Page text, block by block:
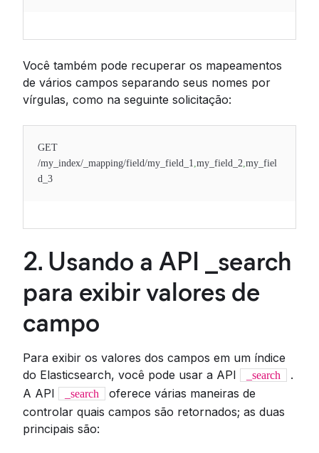
Você também pode recuperar os mapeamentos
de vários campos separando seus nomes por
vírgulas, como na seguinte solicitação:
GET
/my_index/_mapping/field/my_field_1,my_field_2,my_fiel
d_3
2. Usando a API _search
para exibir valores de
campo
Para exibir os valores dos campos em um índice
do Elasticsearch, você pode usar a API
_search
.
A API
_search
oferece várias maneiras de
controlar quais campos são retornados; as duas
principais são: